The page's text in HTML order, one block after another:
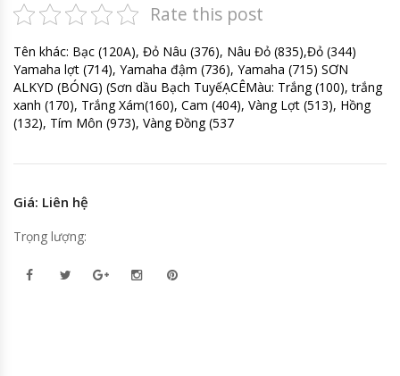
Rate this post
Tên khác: Bạc (120A), Đỏ Nâu (376), Nâu Đỏ (835),Đỏ (344)
Yamaha lợt (714), Yamaha đậm (736), Yamaha (715) SƠN
ALKYD (BÓNG) (Sơn dầu Bạch TuyếẠCÊMàu: Trắng (100), trắng
xanh (170), Trắng Xám(160), Cam (404), Vàng Lợt (513), Hồng
(132), Tím Môn (973), Vàng Đồng (537
Giá: Liên hệ
Trọng lượng: